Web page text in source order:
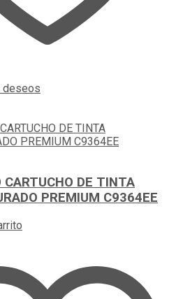
deseos
CARTUCHO DE TINTA
PREMIUM C9364EE